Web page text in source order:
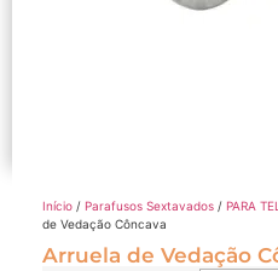
Início / Parafusos Sextavados / PARA
de Vedação Côncava
Arruela de Vedação